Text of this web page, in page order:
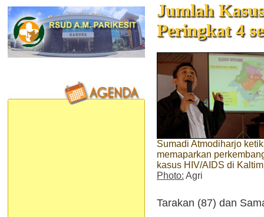
Jumlah
Peringkat 4
Sumadi Atmodiharjo
memaparkan
kasus HIV/AIDS di Kaltim
Photo: Agri
Tarakan (87) dan